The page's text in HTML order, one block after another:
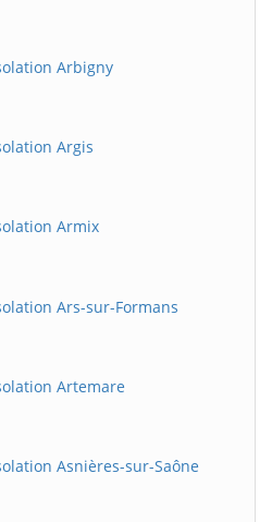
Arbigny
Argis
Armix
Ars-sur-Formans
Artemare
Asnières-sur-Saône